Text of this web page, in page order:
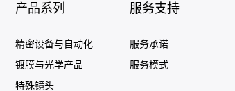
产品系列
精密设备与自动化
镀膜与光学产品
特殊镜头
服务支持
服务承诺
服务模式